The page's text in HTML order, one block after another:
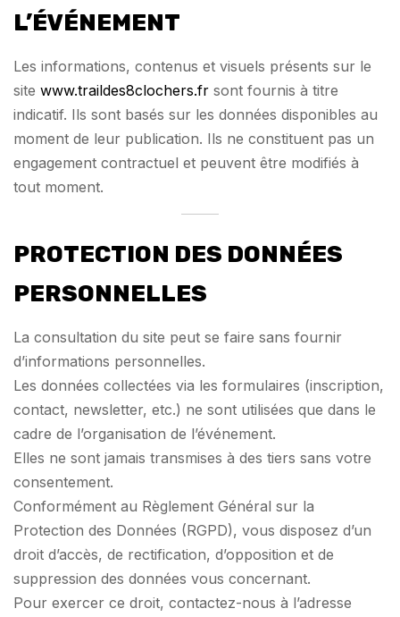
L’ÉVÉNEMENT
Les informations, contenus et visuels présents sur le
site www.traildes8clochers.fr sont fournis à titre
indicatif. Ils sont basés sur les données disponibles au
moment de leur publication. Ils ne constituent pas un
engagement contractuel et peuvent être modifiés à
tout moment.
PROTECTION DES DONNÉES
PERSONNELLES
La consultation du site peut se faire sans fournir
d’informations personnelles.
Les données collectées via les formulaires (inscription,
contact, newsletter, etc.) ne sont utilisées que dans le
cadre de l’organisation de l’événement.
Elles ne sont jamais transmises à des tiers sans votre
consentement.
Conformément au Règlement Général sur la
Protection des Données (RGPD), vous disposez d’un
droit d’accès, de rectification, d’opposition et de
suppression des données vous concernant.
Pour exercer ce droit, contactez-nous à l’adresse